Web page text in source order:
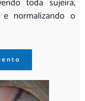
toda sujeira,
normalizando o